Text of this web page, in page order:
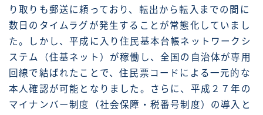
り取りも郵送に頼っており、転出から転入までの間に
数日のタイムラグが発生することが常態化していまし
た。しかし、平成に入り住民基本台帳ネットワークシ
ステム（住基ネット）が稼働し、全国の自治体が専用
回線で結ばれたことで、住民票コードによる一元的な
本人確認が可能となりました。さらに、平成２７年の
マイナンバー制度（社会保障・税番号制度）の導入と